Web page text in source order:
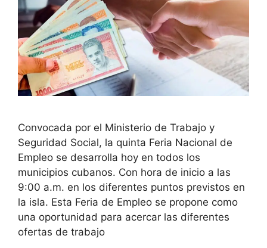
Convocada por el Ministerio de Trabajo y
Seguridad Social, la quinta Feria Nacional de
Empleo se desarrolla hoy en todos los
municipios cubanos. Con hora de inicio a las
9:00 a.m. en los diferentes puntos previstos en
la isla. Esta Feria de Empleo se propone como
una oportunidad para acercar las diferentes
ofertas de trabajo